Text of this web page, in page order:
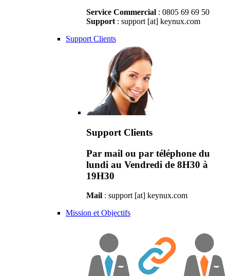
Service Commercial : 0805 69 69 50
Support : support [at] keynux.com
Support Clients
Support Clients
Par mail ou par téléphone du
lundi au Vendredi de 8H30 à
19H30
Mail : support [at] keynux.com
Mission et Objectifs